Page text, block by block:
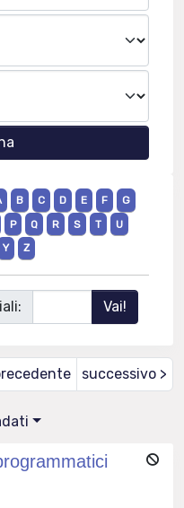
B C D E F
G
P Q R S T
U
Y Z
successivo >